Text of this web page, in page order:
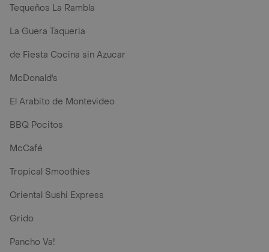
Tequeños La Rambla
La Guera Taqueria
de Fiesta Cocina sin Azucar
McDonald's
El Arabito de Montevideo
BBQ Pocitos
McCafé
Tropical Smoothies
Oriental Sushi Express
Grido
Pancho Va!